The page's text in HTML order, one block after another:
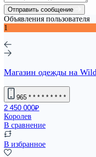
Отправить сообщение
Объявления пользователя
1
Магазин одежды на
965 * * * * * * * * *
2 450 000₽
Королев
В сравнение
В избранное